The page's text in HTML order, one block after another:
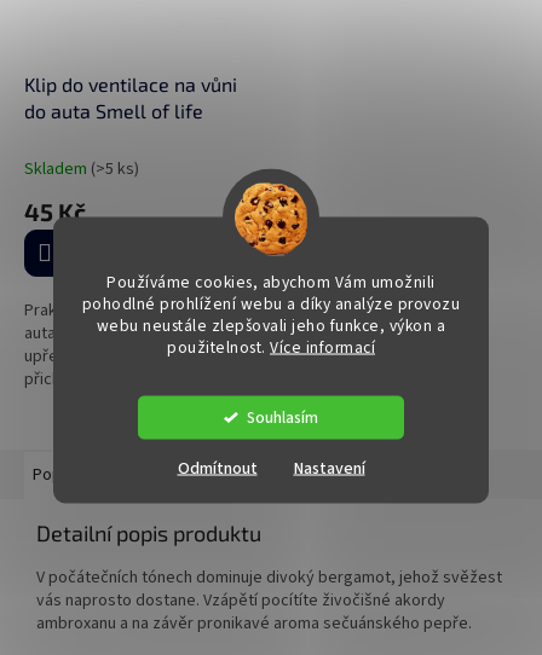
Používáme cookies, abychom Vám umožnili
pohodlné prohlížení webu a díky analýze provozu
webu neustále zlepšovali jeho funkce, výkon a
použitelnost. Více informací
Souhlasím
Nastavení
Odmítnout
Klip do ventilace na vůni
do auta Smell of life
Skladem (>5 ks)
45 Kč
Praktický klip/držák na vůni do
auta do ventilace pro ty, kteří
upřednostňují tento typ
přichycení před zavěšením.
Popis Hodnocení (1) Diskuze
Detailní popis produktu
V počátečních tónech dominuje divoký bergamot, jehož svěžest
vás naprosto dostane. Vzápětí pocítíte živočišné akordy
ambroxanu a na závěr pronikavé aroma sečuánského pepře.